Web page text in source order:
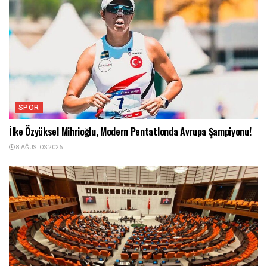
SPOR
İlke Özyüksel Mihrioğlu, Modern Pentatlonda Avrupa Şampiyonu!
8 AĞUSTOS 2026